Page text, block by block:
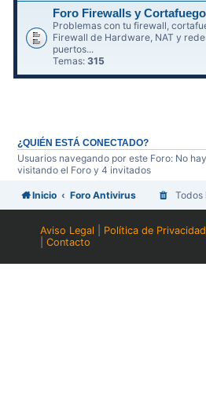
Foro Firewalls y
Problemas con tu firewall,
Firewall de Hardware, NAT y
puertos...
Temas:315
¿QUIÉN ESTÁ CONECTADO?
Usuarios navegando por este Foro: No
visitando el Foro y 4 invitados
Inicio Foro Antivirus Todos
Aviso Legal Política de Privacidad
|Contacto